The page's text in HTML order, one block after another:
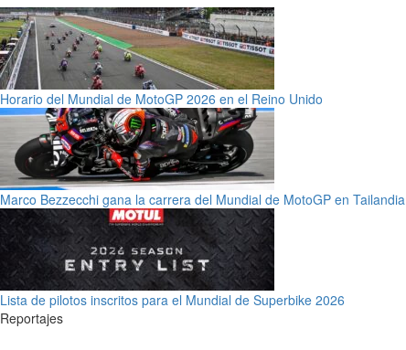
Horario del Mundial de MotoGP 2026 en el Reino Unido
Marco Bezzecchi gana la carrera del Mundial de MotoGP en Tailandia
Lista de pilotos inscritos para el Mundial de Superbike 2026
Reportajes